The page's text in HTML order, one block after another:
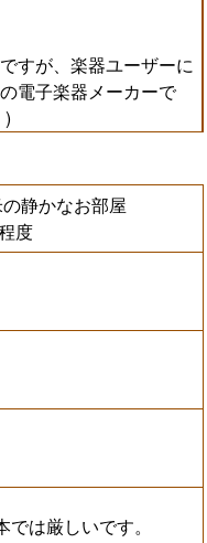
すが、楽器ユーザーに
電子楽器メーカーで
静かなお部屋
度
は厳しいです。